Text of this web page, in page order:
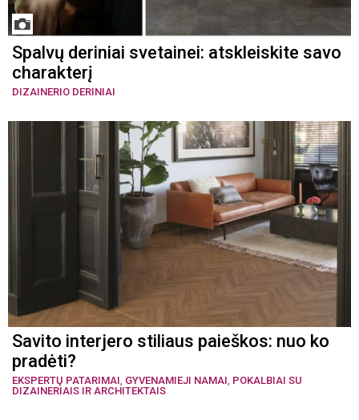
Spalvų deriniai svetainei: atskleiskite savo
charakterį
DIZAINERIO DERINIAI
Savito interjero stiliaus paieškos: nuo ko
pradėti?
EKSPERTŲ PATARIMAI GYVENAMIEJI NAMAI POKALBIAI SU
DIZAINERIAIS IR ARCHITEKTAIS